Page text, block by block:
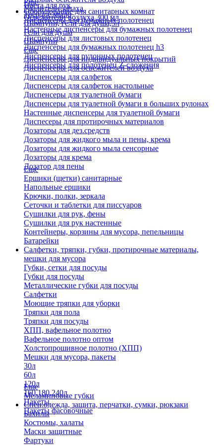
Паста для рук
Твердое мыло
Шампуни, гели для душа,5л
Гели для душа
Шампуни
Удалители запаха
Освежители воздуха 300 мл
Еще
Оборудование для санитарных комнат
Диспенсеры для бумажных полотенец
Настенные диспенсеры для бумажных полотенец
Диспенсеры для листовых полотенец
Диспенсеры для бумажных полотенец h3
Диспенсеры для рулонных полотенец
Диспенсеры для полотенец Z-сложения
Еще
Диспенсеры для индивидуальных покрытий
Диспенсеры для освежителей воздуха
Диспенсеры для салфеток
Диспенсеры для салфеток настольные
Диспенсеры для туалетной бумаги
Диспенсеры для туалетной бумаги в больших рулонах
Настенные диспенсеры для туалетной бумаги
Диспесеры для протирочных материалов
Дозаторы для дез.средств
Дозаторы для жидкого мыла и пены, крема
Дозаторы для жидкого мыла сенсорные
Дозаторы для крема
Дозатор для пены
Еще
Ершики (щетки) санитарные
Напольные ершики
Крючки, полки, зеркала
Сеточки и таблетки для писсуаров
Сушилки для рук, фены
Сушилки для рук настенные
Контейнеры, корзины для мусора, пепельницы
Батарейки
Салфетки, тряпки, губки, протирочные материалы,
мешки для мусора
Губки, сетки для посуды
Губки для посуды
Металлические губки для посуды
Салфетки
Моющие тряпки для уборки
Тряпки для пола
Тряпки для посуды
ХПП, вафельное полотно
Вафельное полотно оптом
Холстопрошивное полотно (ХПП)
Мешки для мусора, пакеты
30л
60л
120л
160,180,240л
Пакеты
Пакеты фасовочные
Еще
Меламиновые губки
Спец.одежда, защита, перчатки, сумки, рюкзаки
Бахилы
Костюмы, халаты
Маски защитные
Фартуки